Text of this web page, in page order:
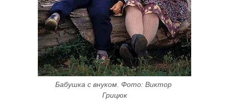
Бабушка с внуком. Фото: Виктор
Грицюк